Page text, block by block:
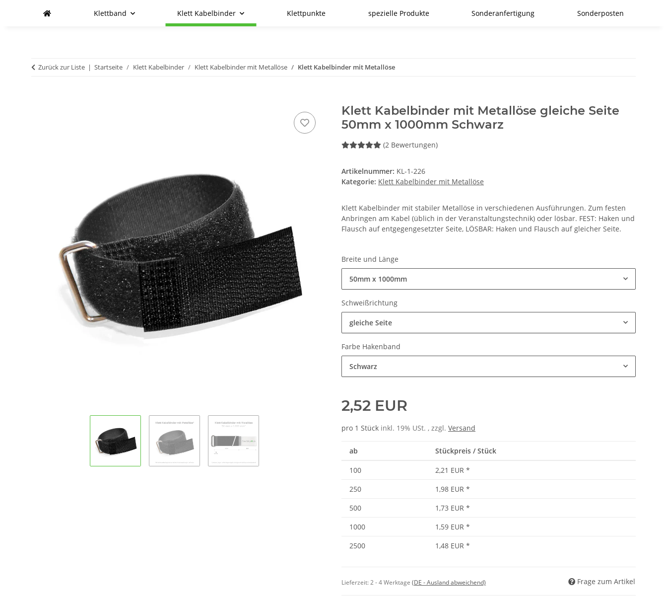
Klettband Klett Kabelbinder Klettpunkte spezielle Produkte Sonderanfertigung Sonderposten
Zurück zur Liste Startseite Klett Kabelbinder Klett Kabelbinder mit Metallöse Klett Kabelbinder mit Metallöse
Klett Kabelbinder mit Metallöse gleiche Seite
50mm x 1000mm Schwarz
(2 Bewertungen)
Artikelnummer: KL-1-226
Kategorie: Klett Kabelbinder mit Metallöse
Klett Kabelbinder mit stabiler Metallöse in verschiedenen Ausführungen. Zum festen
Anbringen am Kabel (üblich in der Veranstaltungstechnik) oder lösbar. FEST: Haken und
Flausch auf entgegengesetzter Seite, LÖSBAR: Haken und Flausch auf gleicher Seite.
Breite und Länge
50mm x 1000mm
Schweißrichtung
gleiche Seite
Farbe Hakenband
Schwarz
2,52 EUR
pro 1 Stück inkl. 19% USt. , zzgl. Versand
ab Stückpreis / Stück
100 2,21 EUR *
250
1,98 EUR *
500
1,73 EUR *
1000
1,59 EUR *
2500
1,48 EUR *
Lieferzeit:2 - 4 Werktage (DE - Ausland abweichend) Frage zum Artikel